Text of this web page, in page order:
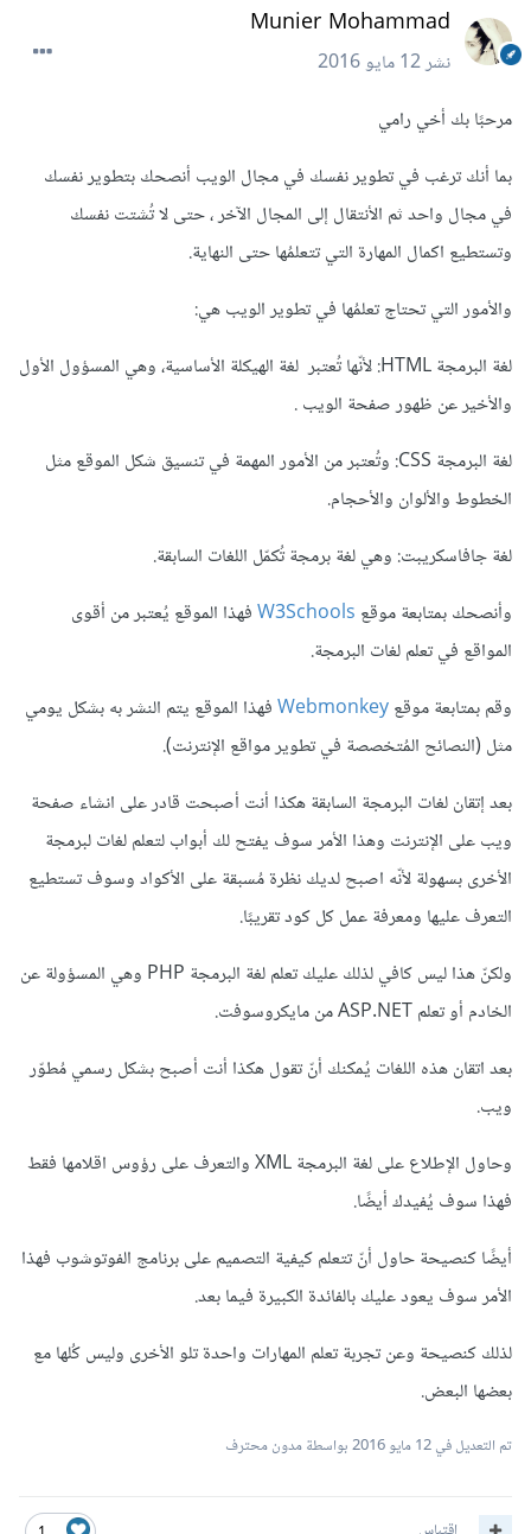
Munier Mohammad
نشر12 مايو 2016
مرحبًا بك أخي رامي
بما أنك ترغب في تطوير نفسك في مجال الويب أنصحك بتطوير نفسك
في مجال واحد ثم الأنتقال إلى المجال الآخر ، حتى لا تُشتت نفسك
وتستطيع اكمال المهارة التي تتعلمُها حتى النهاية.
والأمور التي تحتاج تعلمُها في تطوير الويب هي:
لغة البرمجة HTML: لأنّها تُعتبر لغة الهيكلة الأساسية، وهي المسؤول الأول
والأخير عن ظهور صفحة الويب .
لغة البرمجة CSS: وتُعتبر من الأمور المهمة في تنسيق شكل الموقع مثل
الخطوط والألوان والأحجام.
لغة جافاسكريبت: وهي لغة برمجة تُكمّل اللغات السابقة.
وأنصحك بمتابعة موقع W3Schoolsفهذا الموقع يُعتبر من أقوى
المواقع في تعلم لغات البرمجة.
وقم بمتابعة موقعWebmonkeyفهذا الموقع يتم النشر به بشكل يومي
مثل (النصائح المُتخصصة في تطوير مواقع الإنترنت).
بعد إتقان لغات البرمجة السابقة هكذا أنت أصبحت قادر على انشاء صفحة
ويب على الإنترنت وهذا الأمر سوف يفتح لك أبواب لتعلم لغات لبرمجة
الأخرى بسهولة لأنّه اصبح لديك نظرة مُسبقة على الأكواد وسوف تستطيع
التعرف عليها ومعرفة عمل كل كود تقريبًا.
ولكنّ هذا ليس كافي لذلك عليك تعلم لغة البرمجة PHP وهي المسؤولة عن
الخادم أو تعلم ASP.NET من مايكروسوفت.
بعد اتقان هذه اللغات يُمكنك أنّ تقول هكذا أنت أصبح بشكل رسمي مُطوّر
ويب.
وحاول الإطلاع على لغة البرمجة XML والتعرف على رؤوس اقلامها فقط
فهذا سوف يُفيدك أيضًا.
أيضًا كنصيحة حاول أنّ تتعلم كيفية التصميم على برنامج الفوتوشوب فهذا
الأمر سوف يعود عليك بالفائدة الكبيرة فيما بعد.
لذلك كنصيحة وعن تجربة تعلم المهارات واحدة تلو الأخرى وليس كُلها مع
بعضها البعض.
تم التعديل في12 مايو 2016 بواسطة مدون محترف